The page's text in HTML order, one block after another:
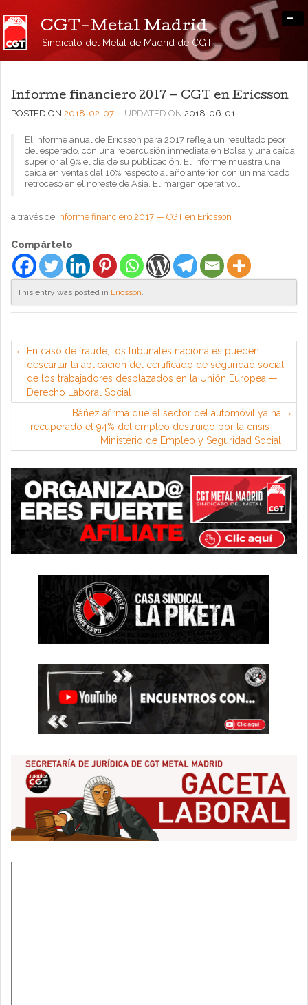
CGT-Metal Madrid
Sindicato del Metal de Madrid de CGT
-
Informe financiero 2017 — CGT en Ericsson
POSTED ON 2018-02-07 UPDATED ON 2018-06-01
El informe anual de Ericsson para 2017 refleja un resultado peor
del esperado, con una repercusión inmediata en Bolsa y una caída
superior al 9% el día de su publicación. El informe muestra una
caída en ventas del 10% respecto al año anterior, con un marcado
retroceso en el noreste de Asia. El margen operativo…
a través de Informe financiero 2017 — CGT en Ericsson
Compártelo
This entry was posted in Ericsson.
En caso de fraude, los tribunales nacionales pueden
descartar la aplicación del certificado de seguridad social
de los trabajadores desplazados en la Unión Europea —
Derecho Laboral Social
Báñez afirma que el sector del automóvil ya ha
recuperado el 94% del empleo destruido por la crisis —
Ministerio de Empleo y Seguridad Social